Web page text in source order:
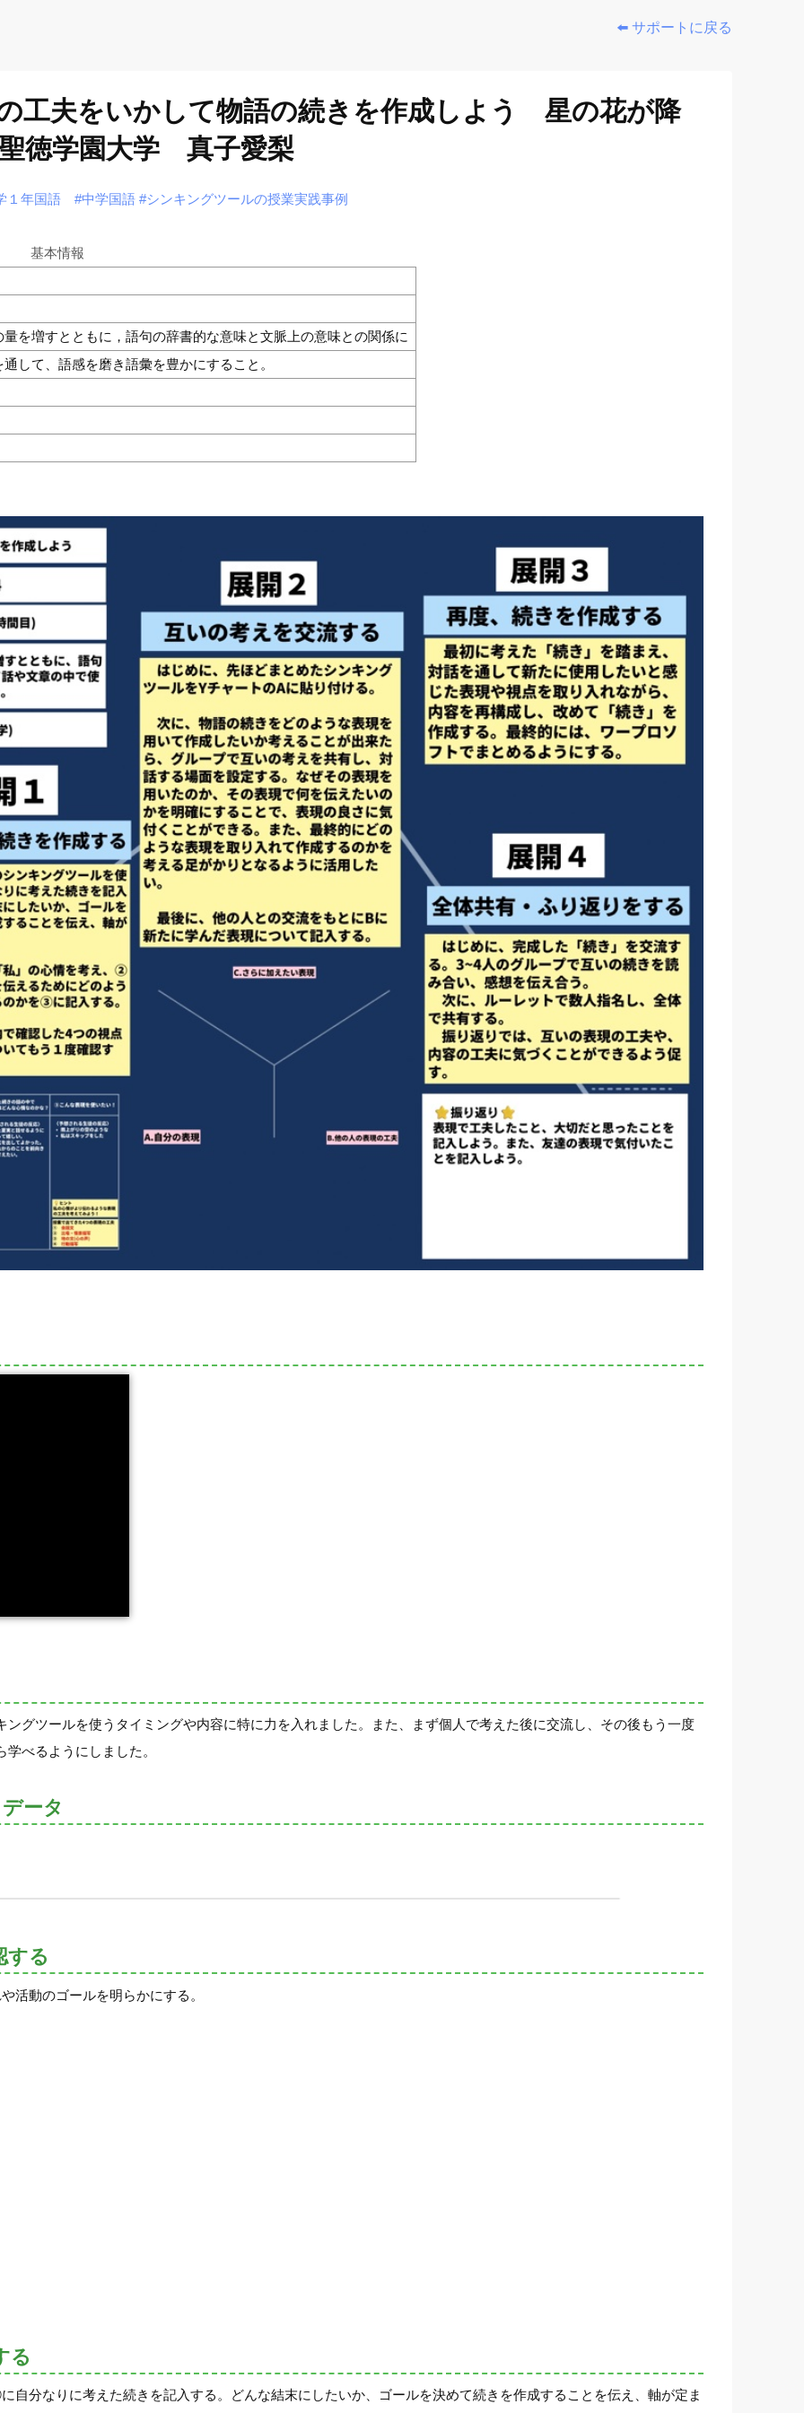
⬅️ サポートに戻る
夫をいかして物語の続きを作成しよう 星の花が降
徳学園大学 真子愛梨
１年国語 #中学国語 #シンキングツールの授業実践事例
基本情報
を増すとともに，語句の辞書的な意味と文脈上の意味との関係に
して、語感を磨き語彙を豊かにすること。
グツールを使うタイミングや内容に特に力を入れました。また、まず個人で考えた後に交流し、その後もう一度
べるようにしました。
ータ
する
活動のゴールを明らかにする。
る
自分なりに考えた続きを記入する。どんな結末にしたいか、ゴールを決めて続きを作成することを伝え、軸が定ま